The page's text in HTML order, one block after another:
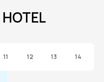
11 12 13 14